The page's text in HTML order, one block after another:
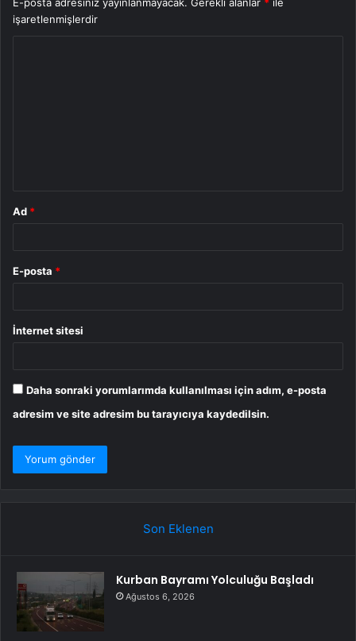
işaretlenmişlerdir
Ad *
E-posta *
İnternet sitesi
Daha sonraki yorumlarımda kullanılması için adım, e-posta
adresim ve site adresim bu tarayıcıya kaydedilsin.
Son Eklenen
Kurban Bayramı Yolculuğu Başladı
Ağustos 6, 2026